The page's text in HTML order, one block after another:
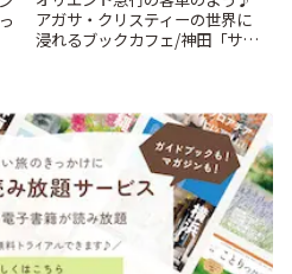
アガサ・クリスティーの世界に
浸れるブックカフェ/神田「サロ